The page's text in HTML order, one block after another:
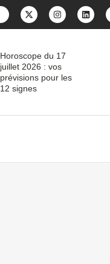
Horoscope du 17
juillet 2026 : vos
prévisions pour les
12 signes